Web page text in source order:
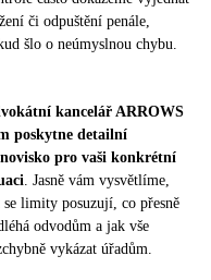
či odpuštění penále,
šlo o neúmyslnou chybu.
kancelář ARROWS
poskytne detailní
pro vaši konkrétní
. Jasně vám vysvětlíme,
se limity posuzují, co přesně
odvodům a jak vše
vykázat úřadům.